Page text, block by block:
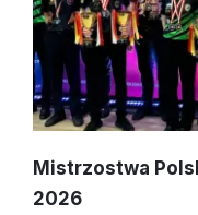
Mistrzostwa
2026